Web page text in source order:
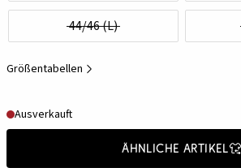
44/46 (L)
Größentabellen
Ausverkauft
Ähnliche Artikel